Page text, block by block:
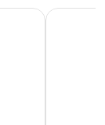
Cervo